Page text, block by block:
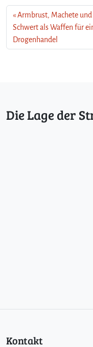
Armbrust, Machete und
Schwert als Waffen für
Drogenhandel
Die Lage der
Kontakt